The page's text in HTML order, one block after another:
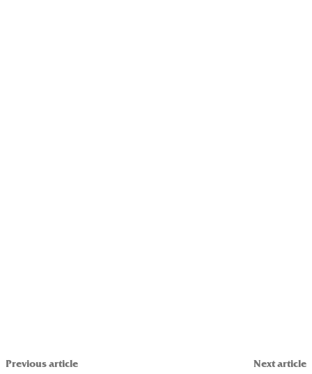
Previous article Next article